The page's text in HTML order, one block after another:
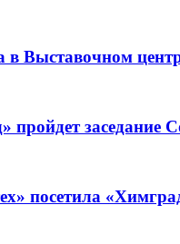
в Выставочном
пройдет
посетила